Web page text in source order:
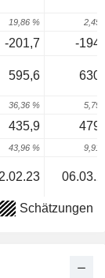
19,86 % 2,45
-201,7
-
595,6
36,36 % 5,79
435,9
43,96 % 9,91
Schätzungen